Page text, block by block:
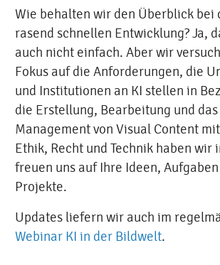
Wie behalten wir den Überblick bei
rasend schnellen Entwicklung? Ja,
auch nicht einfach. Aber wir
Fokus auf die Anforderungen, die
und Institutionen an KI stellen in
die Erstellung, Bearbeitung und das
Management von Visual Content
Ethik, Recht und Technik haben wir
freuen uns auf Ihre Ideen,
Projekte.
Updates liefern wir auch im
Webinar KI in der Bildwelt.